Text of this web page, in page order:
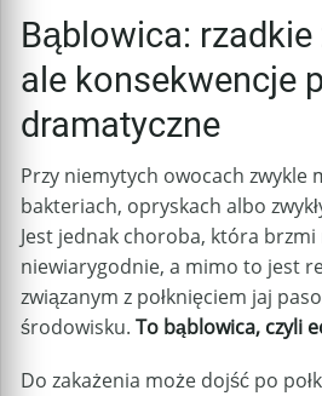
Bąblowica: rzadkie
ale konsekwencje
dramatyczne
Przy niemytych owocach zwykle
bakteriach, opryskach albo
Jest jednak choroba, która brzmi
niewiarygodnie, a mimo to jest
związanym z połknięciem jaj
środowisku. To bąblowica, czyli
Do zakażenia może dojść po